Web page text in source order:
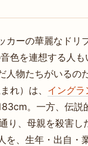
カーの華麗なドリ
色を連想する人
人物たちがいる
れ）は、 イング
。一方、伝
り、母親を殺害
を、生年・出自・